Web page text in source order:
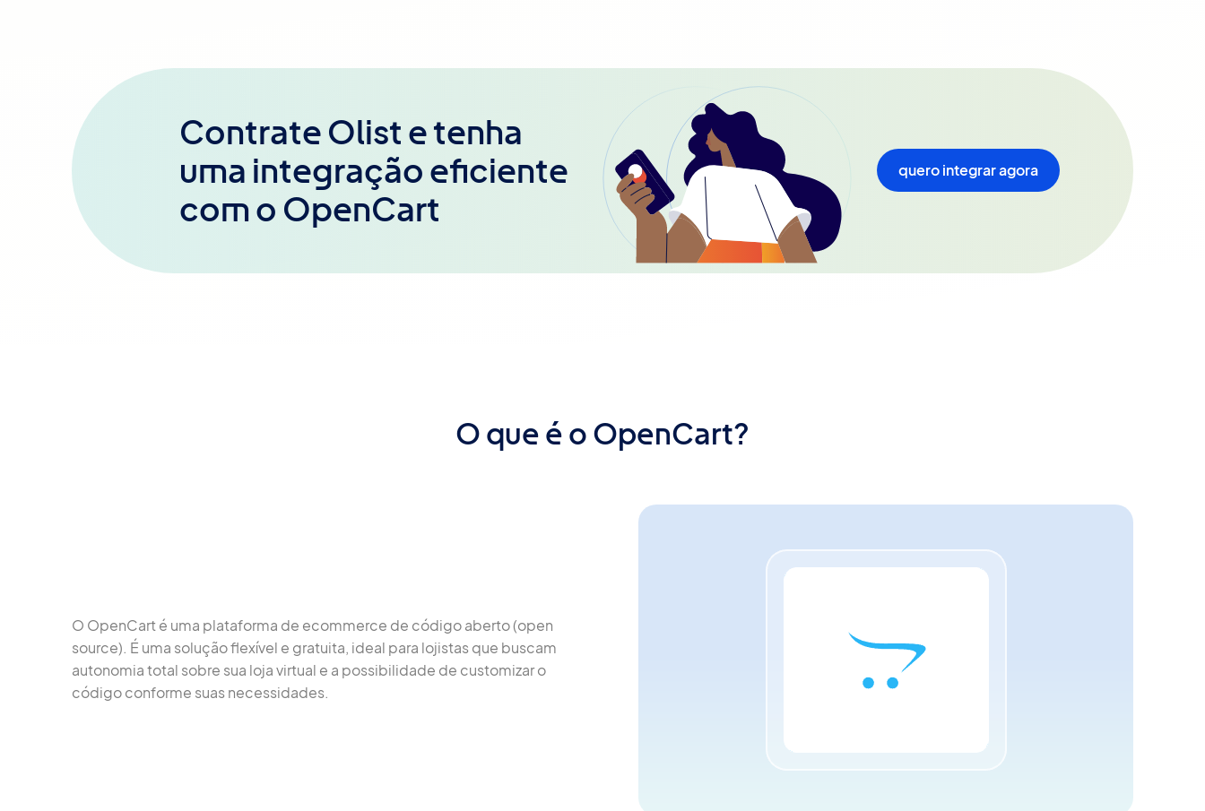
Contrate Olist e tenha
uma integração eficiente
com o OpenCart
quero integrar agora
O que é o OpenCart?
O OpenCart é uma plataforma de ecommerce de código aberto (open
source). É uma solução flexível e gratuita, ideal para lojistas que buscam
autonomia total sobre sua loja virtual e a possibilidade de customizar o
código conforme suas necessidades.